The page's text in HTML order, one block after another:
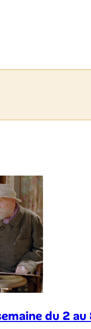
du 2